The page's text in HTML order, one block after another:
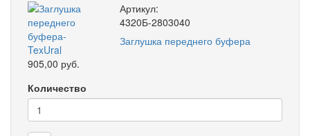
Артикул:
4320Б-2803040
Заглушка переднего буфера
905,00 руб.
Количество